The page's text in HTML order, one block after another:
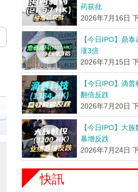
药获批
2026年7月16日
【今日IPO】鼎
涨3倍
2026年7月15日
【今日IPO】滴
翻倍反跌
2026年7月20日
【今日IPO】大
暴增反跌
2026年7月24日
快訊